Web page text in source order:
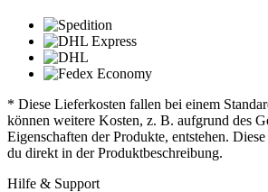
* Diese Lieferkosten fallen bei einem
können weitere Kosten, z. B. aufgrund des
Eigenschaften der Produkte, entstehen.
du direkt in der Produktbeschreibung.
Hilfe & Support